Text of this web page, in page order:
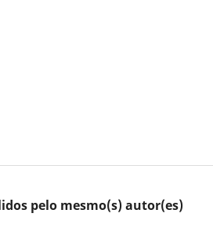
pelo mesmo(s) autor(es)